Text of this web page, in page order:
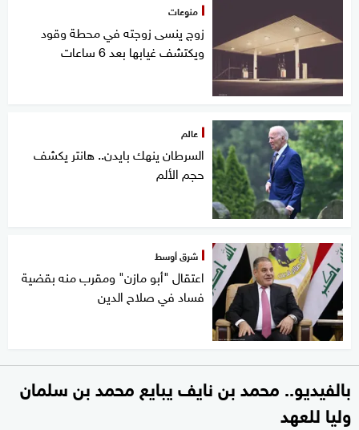
منوعات
زوج ينسى زوجته في محطة وقود
ويكتشف غيابها بعد 6 ساعات
عالم
السرطان ينهك بايدن.. هانتر يكشف
حجم الألم
شرق أوسط
اعتقال "أبو مازن" ومقرب منه بقضية
فساد في صلاح الدين
بالفيديو.. محمد بن نايف يبايع محمد بن سلمان
وليا للعهد